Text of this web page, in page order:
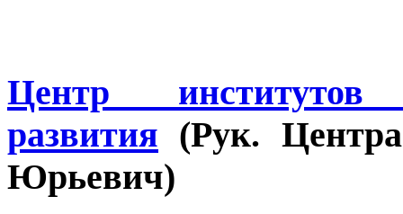
Центр институтов
развития (Рук.
Юрьевич)